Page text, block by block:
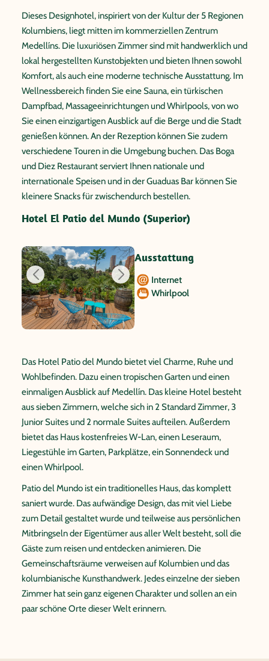
Dieses Designhotel, inspiriert von der Kultur der 5 Regionen
Kolumbiens, liegt mitten im kommerziellen Zentrum
Medellíns. Die luxuriösen Zimmer sind mit handwerklich und
lokal hergestellten Kunstobjekten und bieten Ihnen sowohl
Komfort, als auch eine moderne technische Ausstattung. Im
Wellnessbereich finden Sie eine Sauna, ein türkischen
Dampfbad, Massageeinrichtungen und Whirlpools, von wo
Sie einen einzigartigen Ausblick auf die Berge und die Stadt
genießen können. An der Rezeption können Sie zudem
verschiedene Touren in die Umgebung buchen. Das Boga
und Diez Restaurant serviert Ihnen nationale und
internationale Speisen und in der Guaduas Bar können Sie
kleinere Snacks für zwischendurch bestellen.
Hotel El Patio del Mundo (Superior)
Ausstattung
Internet
Whirlpool
Das Hotel Patio del Mundo bietet viel Charme, Ruhe und
Wohlbefinden. Dazu einen tropischen Garten und einen
einmaligen Ausblick auf Medellín. Das kleine Hotel besteht
aus sieben Zimmern, welche sich in 2 Standard Zimmer, 3
Junior Suites und 2 normale Suites aufteilen. Außerdem
bietet das Haus kostenfreies W-Lan, einen Leseraum,
Liegestühle im Garten, Parkplätze, ein Sonnendeck und
einen Whirlpool.
Patio del Mundo ist ein traditionelles Haus, das komplett
saniert wurde. Das aufwändige Design, das mit viel Liebe
zum Detail gestaltet wurde und teilweise aus persönlichen
Mitbringseln der Eigentümer aus aller Welt besteht, soll die
Gäste zum reisen und entdecken animieren. Die
Gemeinschaftsräume verweisen auf Kolumbien und das
kolumbianische Kunsthandwerk. Jedes einzelne der sieben
Zimmer hat sein ganz eigenen Charakter und sollen an ein
paar schöne Orte dieser Welt erinnern.